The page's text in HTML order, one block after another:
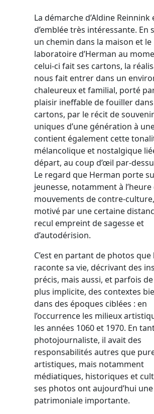
La démarche d’Aldine Reinnink
d’emblée très intéressante. En
un chemin dans la maison et le
laboratoire d’Herman au
celui-ci fait ses cartons, la
nous fait entrer dans un
chaleureux et familial, porté
plaisir ineffable de fouiller
cartons, par le récit de
uniques d’une génération à
contient également cette
mélancolique et nostalgique
départ, au coup d’œil par-
Le regard que Herman porte
jeunesse, notamment à l’heure
mouvements de contre-
motivé par une certaine
recul empreint de sagesse et
d’autodérision.
C’est en partant de photos que
raconte sa vie, décrivant des
précis, mais aussi, et parfois
plus implicite, des contextes
dans des époques ciblées : en
l’occurrence les milieux
les années 1060 et 1970. En
photojournaliste, il avait des
responsabilités autres que
artistiques, mais notamment
médiatiques, historiques et
ses photos ont aujourd’hui
patrimoniale importante.